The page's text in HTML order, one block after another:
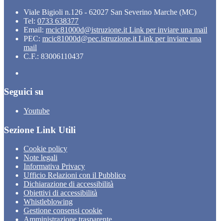
Viale Bigioli n.126 - 62027 San Severino Marche (MC)
Tel: 0733 638377
Email: mcic81000d@istruzione.it Link per inviare una mail
PEC: mcic81000d@pec.istruzione.it Link per inviare una
mail
C.F.: 83006110437
Seguici su
Youtube
Sezione Link Utili
Cookie policy
Note legali
Informativa Privacy
Ufficio Relazioni con il Pubblico
Dichiarazione di accessibilità
Obiettivi di accessibilità
Whistleblowing
Gestione consensi cookie